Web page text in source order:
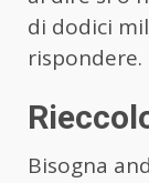
di dodici
rispondere.
Bisogna